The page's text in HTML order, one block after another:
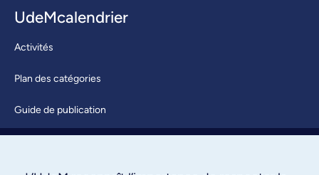
UdeMcalendrier
Activités
Plan des catégories
Guide de publication
À propos / Nous joindre